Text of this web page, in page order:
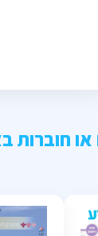
חוברות